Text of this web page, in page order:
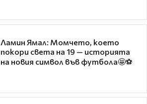
Ламин Ямал: Момчето, което
покори света на 19 — историята
на новия символ във футбола🤩⚽